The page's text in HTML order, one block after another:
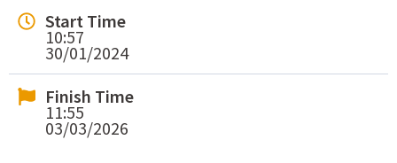
Start Time
10:57
30/01/2024
Finish Time
11:55
03/03/2026